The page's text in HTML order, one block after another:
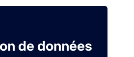
de données